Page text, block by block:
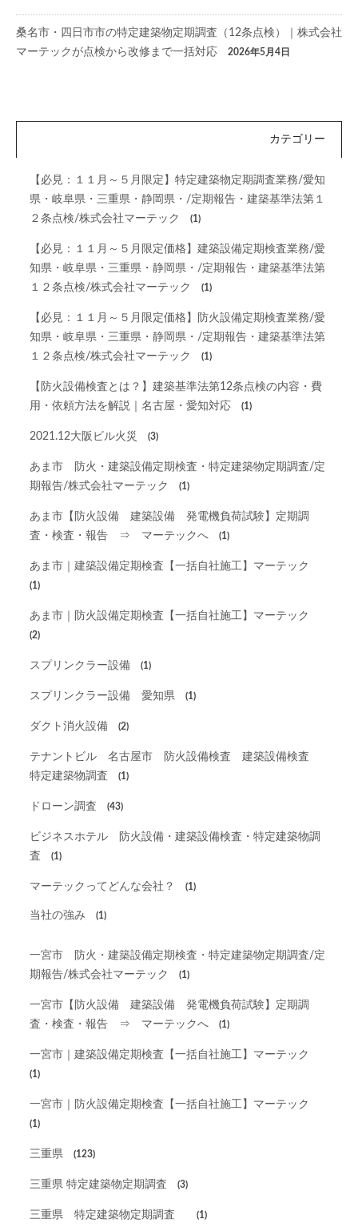
桑名市・四日市市の特定建築物定期調査（12条点検）｜株式会社
マーテックが点検から改修まで一括対応
2026年5月4日
カテゴリー
【必見：１１月～５月限定】特定建築物定期調査業務/愛知
県・岐阜県・三重県・静岡県・/定期報告・建築基準法第１
２条点検/株式会社マーテック
(1)
【必見：１１月～５月限定価格】建築設備定期検査業務/愛
知県・岐阜県・三重県・静岡県・/定期報告・建築基準法第
１２条点検/株式会社マーテック
(1)
【必見：１１月～５月限定価格】防火設備定期検査業務/愛
知県・岐阜県・三重県・静岡県・/定期報告・建築基準法第
１２条点検/株式会社マーテック
(1)
【防火設備検査とは？】建築基準法第12条点検の内容・費
用・依頼方法を解説｜名古屋・愛知対応
(1)
2021.12大阪ビル火災 (3)
あま市 防火・建築設備定期検査・特定建築物定期調査/定
期報告/株式会社マーテック
(1)
あま市【防火設備 建築設備 発電機負荷試験】定期調
査・検査・報告 ⇒ マーテックへ
(1)
あま市｜建築設備定期検査【一括自社施工】マーテック
(1)
あま市｜防火設備定期検査【一括自社施工】マーテック
(2)
スプリンクラー設備 (1)
スプリンクラー設備 愛知県 (1)
ダクト消火設備 (2)
テナントビル 名古屋市 防火設備検査 建築設備検査
特定建築物調査
(1)
ドローン調査 (43)
ビジネスホテル 防火設備・建築設備検査・特定建築物調
査
(1)
マーテックってどんな会社？ (1)
当社の強み (1)
一宮市 防火・建築設備定期検査・特定建築物定期調査/定
期報告/株式会社マーテック
(1)
一宮市【防火設備 建築設備 発電機負荷試験】定期調
査・検査・報告 ⇒ マーテックへ
(1)
一宮市｜建築設備定期検査【一括自社施工】マーテック
(1)
一宮市｜防火設備定期検査【一括自社施工】マーテック
(1)
三重県 (123)
三重県 特定建築物定期調査 (3)
三重県 特定建築物定期調査 (1)